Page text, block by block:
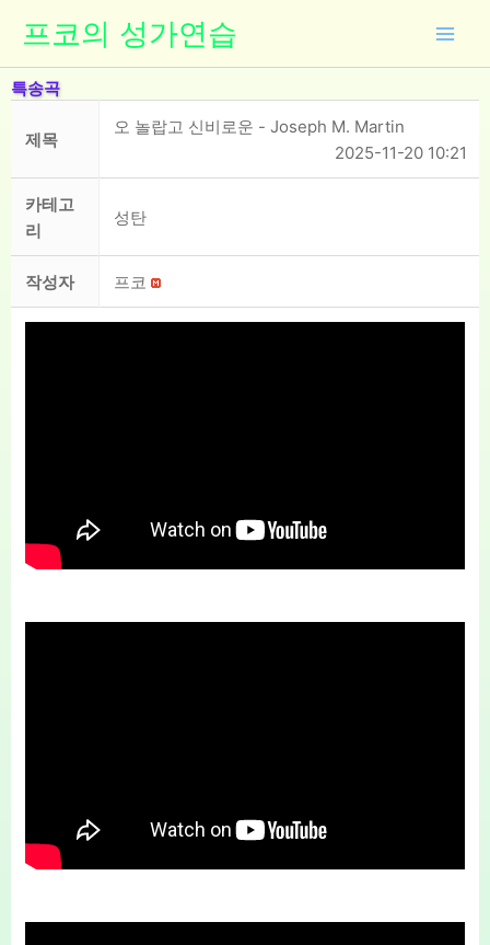
츠
로
프코의 성가연습
특송곡
제목
오 놀랍고 신비로운 - Joseph M. Martin
2025-11-20 10:21
카테고
리
성탄
작성자 프코